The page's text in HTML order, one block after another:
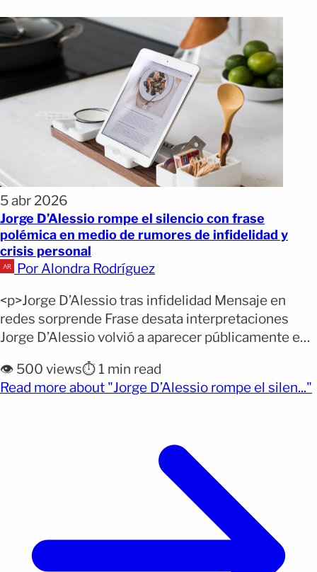
5 abr 2026
Jorge D’Alessio rompe el silencio con frase
polémica en medio de rumores de infidelidad y
crisis personal
Por Alondra Rodríguez
<p>Jorge D’Alessio tras infidelidad Mensaje en
redes sorprende Frase desata interpretaciones
Jorge D’Alessio volvió a aparecer públicamente en
en el centro de una supuesta crisis personal y
matrimonial. El cantante, líder de Matute, ha sido
👁️ 500 views⏱️ 1 min read
Read more about "Jorge D’Alessio rompe el silen..."